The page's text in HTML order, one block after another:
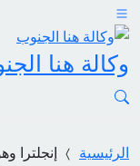
وكالة هنا
الرئيسية إنجلترا